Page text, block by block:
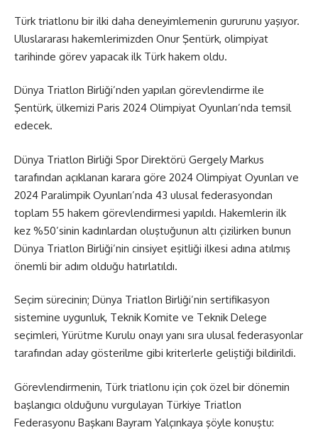
Türk triatlonu bir ilki daha deneyimlemenin gururunu yaşıyor.
Uluslararası hakemlerimizden Onur Şentürk, olimpiyat
tarihinde görev yapacak ilk Türk hakem oldu.
Dünya Triatlon Birliği’nden yapılan görevlendirme ile
Şentürk, ülkemizi Paris 2024 Olimpiyat Oyunları’nda temsil
edecek.
Dünya Triatlon Birliği Spor Direktörü Gergely Markus
tarafından açıklanan karara göre 2024 Olimpiyat Oyunları ve
2024 Paralimpik Oyunları’nda 43 ulusal federasyondan
toplam 55 hakem görevlendirmesi yapıldı. Hakemlerin ilk
kez %50’sinin kadınlardan oluştuğunun altı çizilirken bunun
Dünya Triatlon Birliği’nin cinsiyet eşitliği ilkesi adına atılmış
önemli bir adım olduğu hatırlatıldı.
Seçim sürecinin; Dünya Triatlon Birliği’nin sertifikasyon
sistemine uygunluk, Teknik Komite ve Teknik Delege
seçimleri, Yürütme Kurulu onayı yanı sıra ulusal federasyonlar
tarafından aday gösterilme gibi kriterlerle geliştiği bildirildi.
Görevlendirmenin, Türk triatlonu için çok özel bir dönemin
başlangıcı olduğunu vurgulayan Türkiye Triatlon
Federasyonu Başkanı Bayram Yalçınkaya şöyle konuştu: